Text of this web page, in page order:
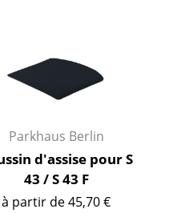
Parkhaus Berlin
d'assise pour S
43 / S 43 F
à partir de 45,70 €